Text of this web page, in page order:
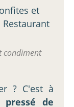
condiment
? C'est à
pressé de